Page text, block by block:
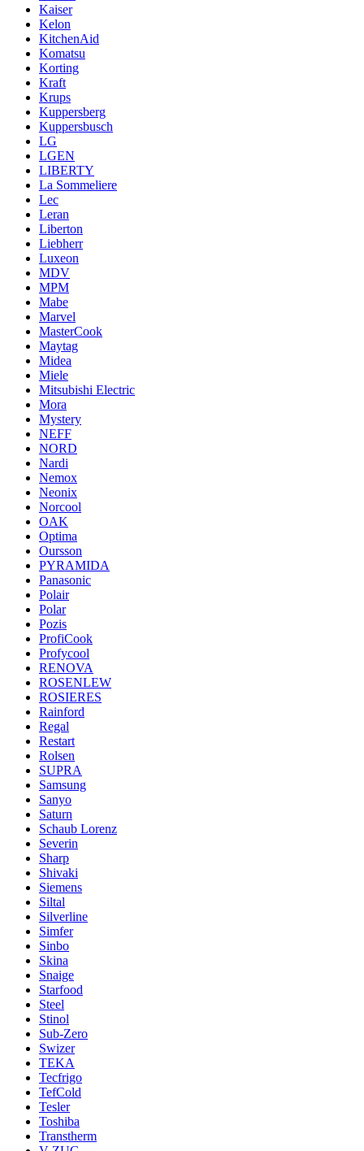
Kaiser
Kelon
KitchenAid
Komatsu
Korting
Kraft
Krups
Kuppersberg
Kuppersbusch
LG
LGEN
LIBERTY
La Sommeliere
Lec
Leran
Liberton
Liebherr
Luxeon
MDV
MPM
Mabe
Marvel
MasterCook
Maytag
Midea
Miele
Mitsubishi Electric
Mora
Mystery
NEFF
NORD
Nardi
Nemox
Neonix
Norcool
OAK
Optima
Oursson
PYRAMIDA
Panasonic
Polair
Polar
Pozis
ProfiCook
Profycool
RENOVA
ROSENLEW
ROSIERES
Rainford
Regal
Restart
Rolsen
SUPRA
Samsung
Sanyo
Saturn
Schaub Lorenz
Severin
Sharp
Shivaki
Siemens
Siltal
Silverline
Simfer
Sinbo
Skina
Snaige
Starfood
Steel
Stinol
Sub-Zero
Swizer
TEKA
Tecfrigo
TefCold
Tesler
Toshiba
Transtherm